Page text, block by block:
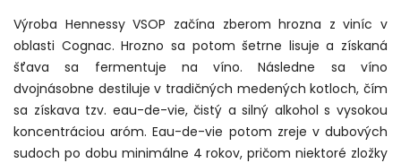
Výroba Hennessy VSOP začína zberom hrozna z viníc v
oblasti Cognac. Hrozno sa potom šetrne lisuje a získaná
šťava sa fermentuje na víno. Následne sa víno
dvojnásobne destiluje v tradičných medených kotloch, čím
sa získava tzv. eau-de-vie, čistý a silný alkohol s vysokou
koncentráciou aróm. Eau-de-vie potom zreje v dubových
sudoch po dobu minimálne 4 rokov, pričom niektoré zložky